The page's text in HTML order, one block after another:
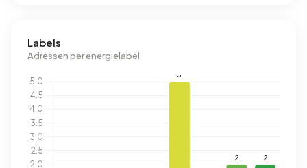
Labels
Adressen per energielabel